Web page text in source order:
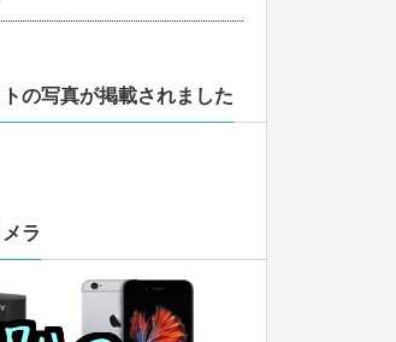
の写真が掲載されました
ラ